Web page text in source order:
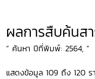
ผลการสืบค้นส
“ ค้นหา ปีที่พิมพ์: 2564, ”
แสดงข้อมูล 109 ถึง 120